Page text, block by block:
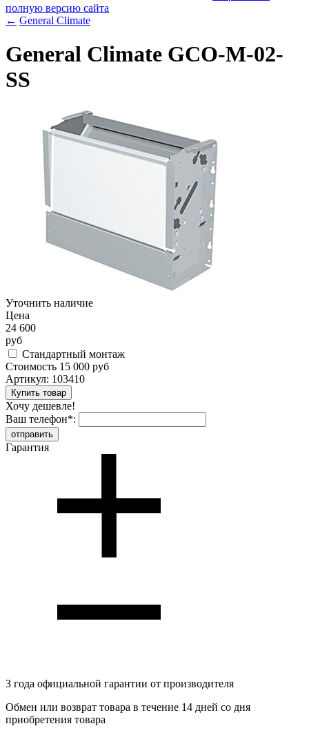
полную версию сайта
← General Climate
General Climate GCO-M-02-
SS
Уточнить наличие
Цена
24 600
руб
Стандартный монтаж
Стоимость 15 000 руб
Артикул: 103410
Хочу дешевле!
Ваш телефон*:
Гарантия
3 года официальной гарантии от производителя
Обмен или возврат товара в течение 14 дней со дня
приобретения товара